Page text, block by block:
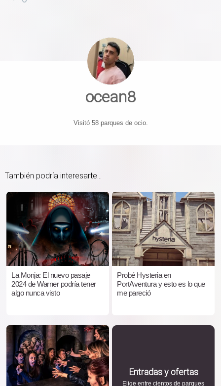
ocean8
Visitó 58 parques de ocio.
También podría interesarte...
La Monja: El nuevo pasaje
2024 de Warner podría tener
algo nunca visto
Probé Hysteria en
PortAventura y esto es lo que
me pareció
Entradas y ofertas
Elige entre cientos de parques